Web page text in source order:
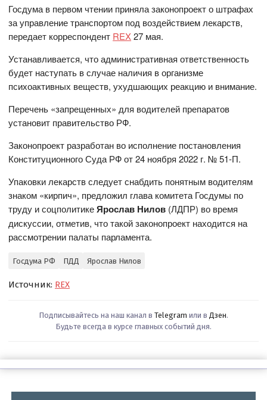
Госдума в первом чтении приняла законопроект о штрафах
за управление транспортом под воздействием лекарств,
передает корреспондент REX27 мая.
Устанавливается, что административная ответственность
будет наступать в случае наличия в организме
психоактивных веществ, ухудшающих реакцию и внимание.
Перечень «запрещенных» для водителей препаратов
установит правительство РФ.
Законопроект разработан во исполнение постановления
Конституционного Суда РФ от 24 ноября 2022 г. № 51-П.
Упаковки лекарств следует снабдить понятным водителям
знаком «кирпич», предложил глава комитета Госдумы по
труду и соцполитикеЯрослав Нилов (ЛДПР) во время
дискуссии, отметив, что такой законопроект находится на
рассмотрении палаты парламента.
Госдума РФ ПДД Ярослав Нилов
Источник: REX
Подписывайтесь на наш канал в Telegram или в Дзен.
Будьте всегда в курсе главных событий дня.